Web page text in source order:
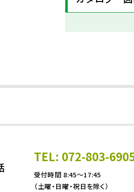
TEL: 072-803-
受付時間 8:45～17:45
（土曜・日曜・祝日を除く）